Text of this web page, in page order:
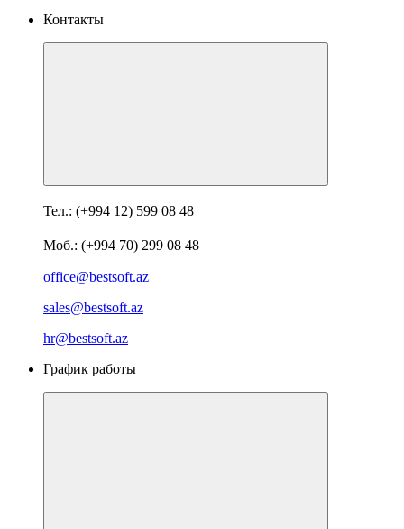
Контакты
Тел.: (+994 12) 599 08 48
Моб.: (+994 70) 299 08 48
office@bestsoft.az
sales@bestsoft.az
hr@bestsoft.az
График работы